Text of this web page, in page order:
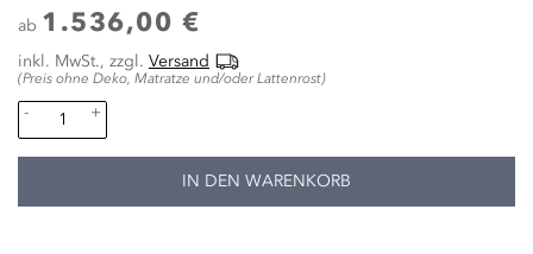
ab 1.536,00 €
inkl. MwSt., zzgl. Versand
(Preis ohne Deko, Matratze und/oder Lattenrost)
- +
IN DEN WARENKORB